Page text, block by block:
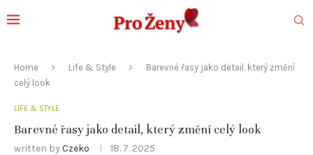
Home Life & Style
Barevné řasy jako detail, který změní
celý look
LIFE & STYLE
Barevné řasy jako detail, který změní celý look
written by Czeko 18. 7. 2025